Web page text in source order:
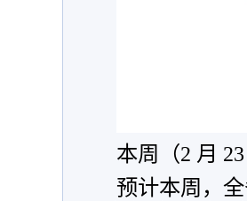
本周（2 月
预计本周，